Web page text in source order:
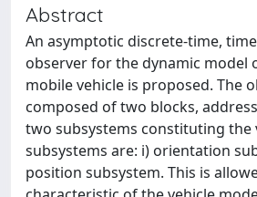
Abstract
An asymptotic discrete-time,
observer for the dynamic model
mobile vehicle is proposed. The
composed of two blocks,
two subsystems constituting the
subsystems are: i) orientation
position subsystem. This is